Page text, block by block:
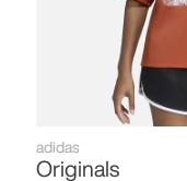
adidas
Originals